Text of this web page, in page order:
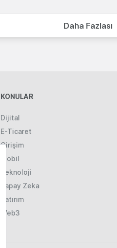
Daha Fazlası
KONULAR
Dijital
E-Ticaret
Girişim
Mobil
Teknoloji
Yapay Zeka
Yatırım
Web3